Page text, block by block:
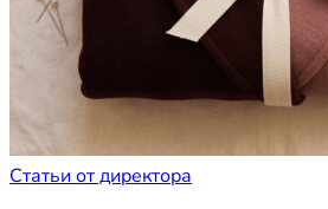
Статьи от директора